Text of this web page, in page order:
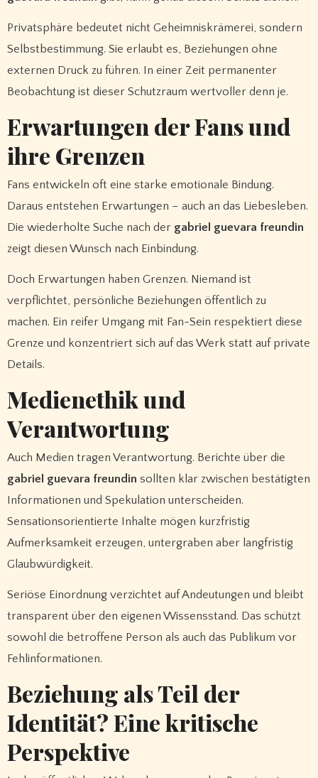
Privatsphäre bedeutet nicht Geheimniskrämerei, sondern
Selbstbestimmung. Sie erlaubt es, Beziehungen ohne
externen Druck zu führen. In einer Zeit permanenter
Beobachtung ist dieser Schutzraum wertvoller denn je.
Erwartungen der Fans und
ihre Grenzen
Fans entwickeln oft eine starke emotionale Bindung.
Daraus entstehen Erwartungen – auch an das Liebesleben.
Die wiederholte Suche nach der gabriel guevara freundin
zeigt diesen Wunsch nach Einbindung.
Doch Erwartungen haben Grenzen. Niemand ist
verpflichtet, persönliche Beziehungen öffentlich zu
machen. Ein reifer Umgang mit Fan-Sein respektiert diese
Grenze und konzentriert sich auf das Werk statt auf private
Details.
Medienethik und
Verantwortung
Auch Medien tragen Verantwortung. Berichte über die
gabriel guevara freundin sollten klar zwischen bestätigten
Informationen und Spekulation unterscheiden.
Sensationsorientierte Inhalte mögen kurzfristig
Aufmerksamkeit erzeugen, untergraben aber langfristig
Glaubwürdigkeit.
Seriöse Einordnung verzichtet auf Andeutungen und bleibt
transparent über den eigenen Wissensstand. Das schützt
sowohl die betroffene Person als auch das Publikum vor
Fehlinformationen.
Beziehung als Teil der
Identität? Eine kritische
Perspektive